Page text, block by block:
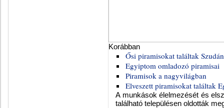
Korábban
Ősi piramisokat találtak
Egyiptom omladozó piramisai
Piramisok a nagyvilágban
Elveszett piramisokat találtak
A munkások élelmezését és
található településen oldották